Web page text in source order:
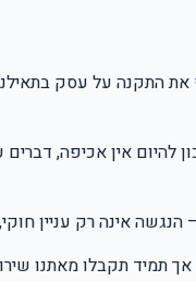
את התקנה על עסק
אין אכיפה, דברים
אינה רק עניין חוקי,
אך תמיד תקבלו מאתנו